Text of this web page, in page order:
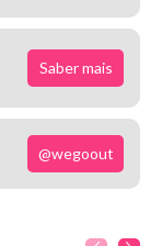
Saber mais
@wegoout